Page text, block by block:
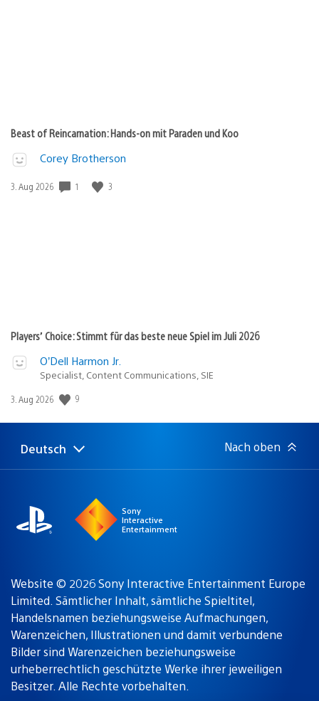
Beast of Reincarnation: Hands-on mit Paraden und Koo
Corey Brotherson
Veröffentlichungsdatum:
3. Aug 2026 1 3
Players’ Choice: Stimmt für das beste neue Spiel im Juli 2026
O’Dell Harmon Jr.
Specialist, Content Communications, SIE
Veröffentlichungsdatum:
3. Aug 2026 9
Select
Aktuelle
Deutsch Nach oben
Sony
Interactive
Entertainment
Website © 2026 Sony Interactive Entertainment Europe
Limited. Sämtlicher Inhalt, sämtliche Spieltitel,
Handelsnamen beziehungsweise Aufmachungen,
Warenzeichen, Illustrationen und damit verbundene
Bilder sind Warenzeichen beziehungsweise
urheberrechtlich geschützte Werke ihrer jeweiligen
Besitzer. Alle Rechte vorbehalten.